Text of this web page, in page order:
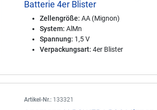
Batterie 4er Blister
Zellengröße: AA (Mignon)
System: AlMn
Spannung: 1,5 V
Verpackungsart: 4er Blister
Artikel-Nr.: 133321